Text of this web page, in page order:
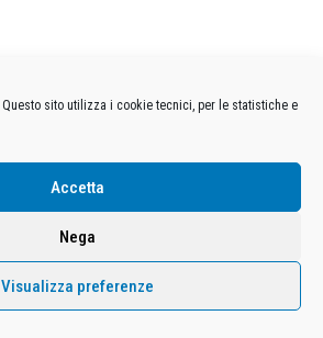
Questo sito utilizza i cookie tecnici, per le statistiche e
Accetta
Nega
Visualizza preferenze